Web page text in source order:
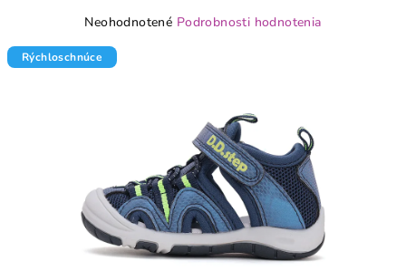
Priemerné
produktu
Neohodnotené Podrobnosti hodnotenia
Rýchloschnúce